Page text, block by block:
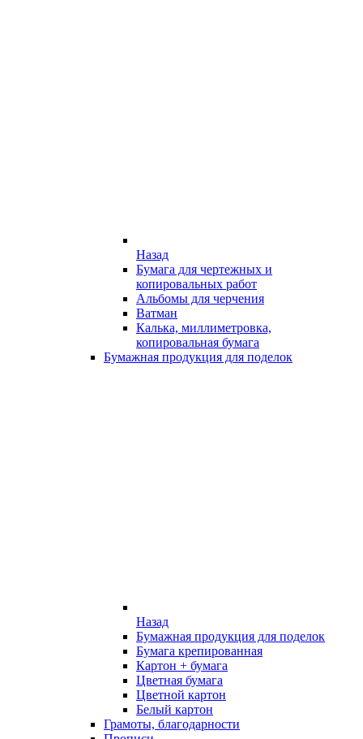
Назад
Бумага для чертежных и
копировальных работ
Альбомы для черчения
Ватман
Калька, миллиметровка,
копировальная бумага
Бумажная продукция для поделок
Назад
Бумажная продукция для поделок
Бумага крепированная
Картон + бумага
Цветная бумага
Цветной картон
Белый картон
Грамоты, благодарности